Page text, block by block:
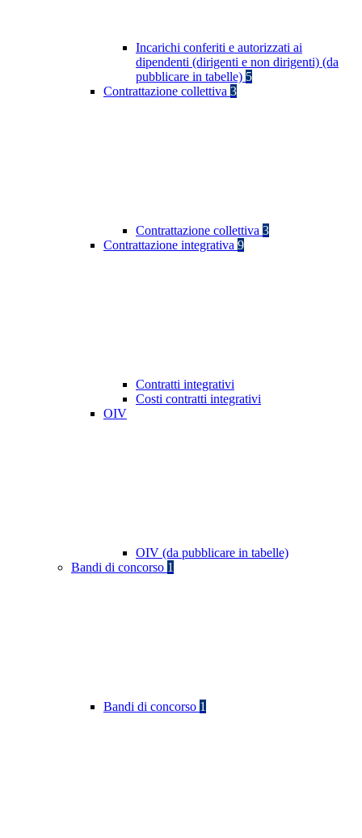
Incarichi conferiti e autorizzati ai
dipendenti (dirigenti e non dirigenti) (da
pubblicare in tabelle) 5
Contrattazione collettiva 3
Contrattazione collettiva 3
Contrattazione integrativa 9
Contratti integrativi
Costi contratti integrativi
OIV
OIV (da pubblicare in tabelle)
Bandi di concorso 1
Bandi di concorso 1